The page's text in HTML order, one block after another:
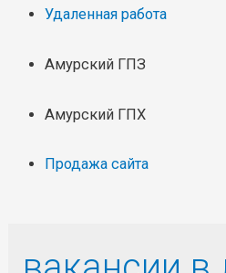
Удаленная работа
Амурский ГПЗ
Амурский ГПХ
Продажа сайта